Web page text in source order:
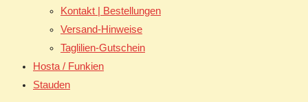
Kontakt | Bestellungen
Versand-Hinweise
Taglilien-Gutschein
Hosta / Funkien
Stauden